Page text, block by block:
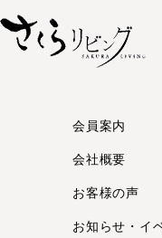
会員案内
会社概要
お客様の声
お知らせ・イ